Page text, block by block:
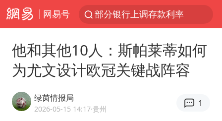
网易号
部分银行上调存款利率
新疆生产建设兵团生态环境局原局长被查
朱一龙的鼻子怎么了
4.2平卫生间补漏注胶花1.55万
他和其他10人：斯帕莱蒂如何
为尤文设计欧冠关键战阵容
绿茵情报局
2026-05-15 14:17·贵州
1